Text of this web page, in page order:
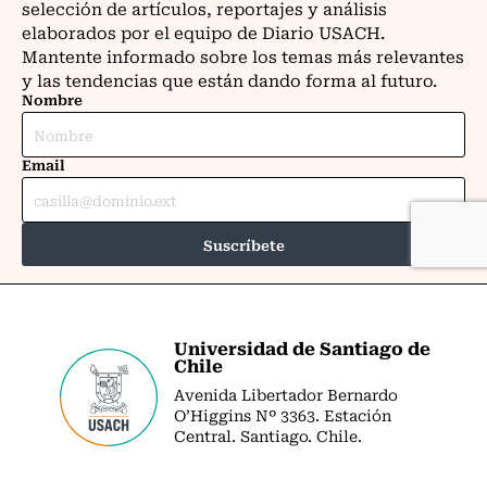
Universidad de Santiago de
Chile
Avenida Libertador Bernardo
O’Higgins Nº 3363. Estación
Central. Santiago. Chile.